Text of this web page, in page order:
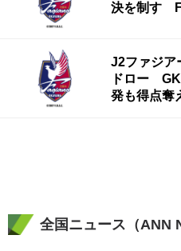
決を制す
J2ファジア
ドロー
発も得点奪
全国ニュース（ANN